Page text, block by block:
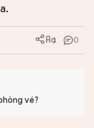
0
vé?